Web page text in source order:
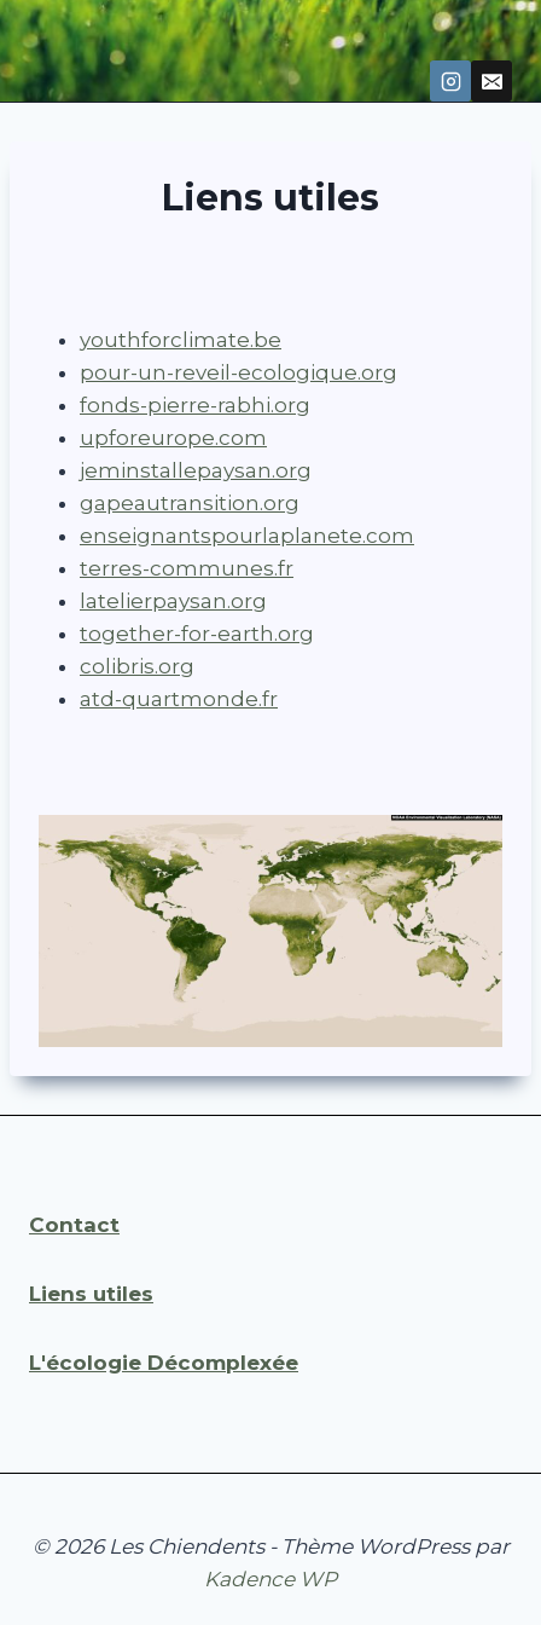
Liens utiles
youthforclimate.be
pour-un-reveil-ecologique.org
fonds-pierre-rabhi.org
upforeurope.com
jeminstallepaysan.org
gapeautransition.org
enseignantspourlaplanete.com
terres-communes.fr
latelierpaysan.org
together-for-earth.org
colibris.org
atd-quartmonde.fr
Contact
Liens utiles
L'écologie Décomplexée
© 2026 Les Chiendents - Thème WordPress par
Kadence WP